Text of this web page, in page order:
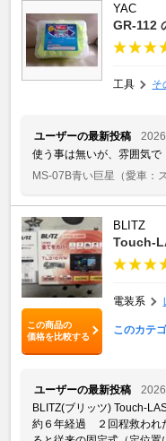
YAC
GR-112
工具 そ
ユーザーの最新投稿
使う事は無いが、雰囲気
MS-07B青い巨星 （愛車：
この商品の
価格を比較する
BLITZ
Touch-
電装系
このカテ
ユーザーの最新投稿
BLITZ(ブリッツ) Touch-
約６年経過 ２回程救われ